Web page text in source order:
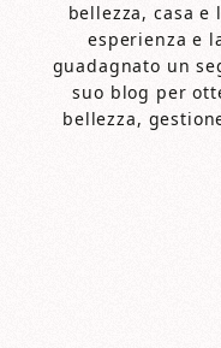
bellezza, casa
esperienza e
guadagnato un
suo blog per
bellezza,